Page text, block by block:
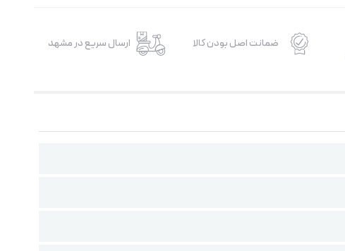
ضمانت اصل بودن کالا ارسال سریع در مشهد